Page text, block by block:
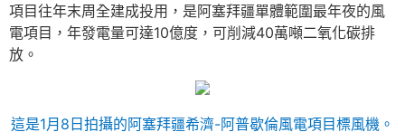
項目往年末周全建成投用，是阿塞拜疆單體範圍最年夜的風
電項目，年發電量可達10億度，可削減40萬噸二氧化碳排
放。
這是1月8日拍攝的阿塞拜疆希濟-阿普歇倫風電項目標風機。